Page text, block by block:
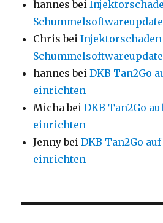
hannes bei
Schummelsoftwareupdate
Chris beiInjektorschaden
Schummelsoftwareupdate
hannes beiDKB Tan2Go
einrichten
Micha beiDKB Tan2Go
einrichten
JennybeiDKB Tan2Go
einrichten